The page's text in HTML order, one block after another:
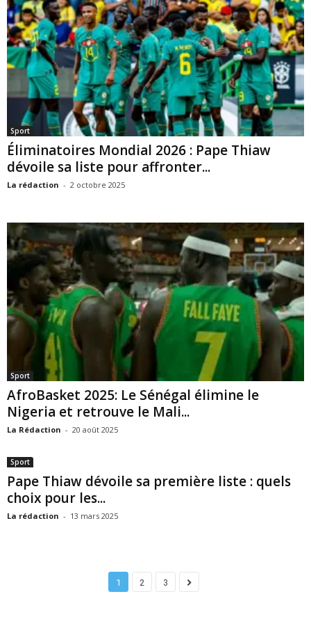
Sport
Éliminatoires Mondial 2026 : Pape Thiaw
dévoile sa liste pour affronter...
La rédaction - 2 octobre 2025
Sport
AfroBasket 2025: Le Sénégal élimine le
Nigeria et retrouve le Mali...
La Rédaction - 20 août 2025
Sport
Pape Thiaw dévoile sa première liste : quels
choix pour les...
La rédaction - 13 mars 2025
1 2 3